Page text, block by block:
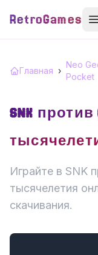
RetroGames
Главная ›
Neo
Pocket
SNK против
Играйте в SNK
тысячелетия
скачивания.